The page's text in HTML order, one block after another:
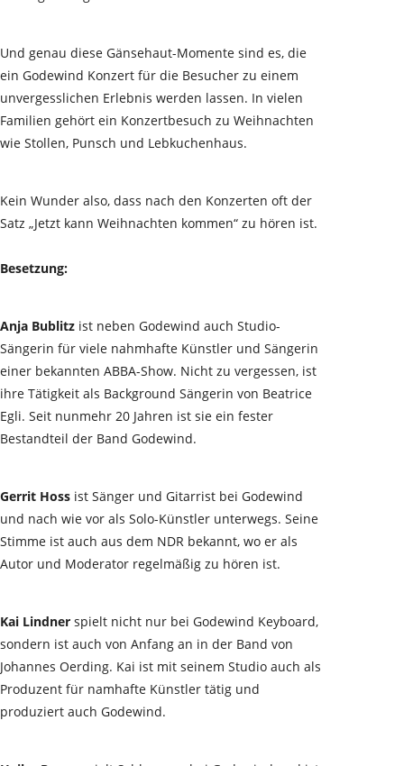
Und genau diese Gänsehaut-Momente sind es, die
ein Godewind Konzert für die Besucher zu einem
unvergesslichen Erlebnis werden lassen. In vielen
Familien gehört ein Konzertbesuch zu Weihnachten
wie Stollen, Punsch und Lebkuchenhaus.
Kein Wunder also, dass nach den Konzerten oft der
Satz „Jetzt kann Weihnachten kommen“ zu hören ist.
Besetzung:
Anja Bublitz ist neben Godewind auch Studio-
Sängerin für viele nahmhafte Künstler und Sängerin
einer bekannten ABBA-Show. Nicht zu vergessen, ist
ihre Tätigkeit als Background Sängerin von Beatrice
Egli. Seit nunmehr 20 Jahren ist sie ein fester
Bestandteil der Band Godewind.
Gerrit Hoss ist Sänger und Gitarrist bei Godewind
und nach wie vor als Solo-Künstler unterwegs. Seine
Stimme ist auch aus dem NDR bekannt, wo er als
Autor und Moderator regelmäßig zu hören ist.
Kai Lindner spielt nicht nur bei Godewind Keyboard,
sondern ist auch von Anfang an in der Band von
Johannes Oerding. Kai ist mit seinem Studio auch als
Produzent für namhafte Künstler tätig und
produziert auch Godewind.